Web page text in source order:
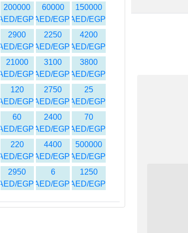
150000
AED/EGP
60000
AED/EGP
200000
AED/EGP
4200
AED/EGP
2250
AED/EGP
2900
AED/EGP
3800
AED/EGP
3100
AED/EGP
21000
AED/EGP
25
AED/EGP
2750
AED/EGP
120
AED/EGP
70
AED/EGP
2400
AED/EGP
60
AED/EGP
500000
AED/EGP
4400
AED/EGP
220
AED/EGP
1250
AED/EGP
6
AED/EGP
2950
AED/EGP